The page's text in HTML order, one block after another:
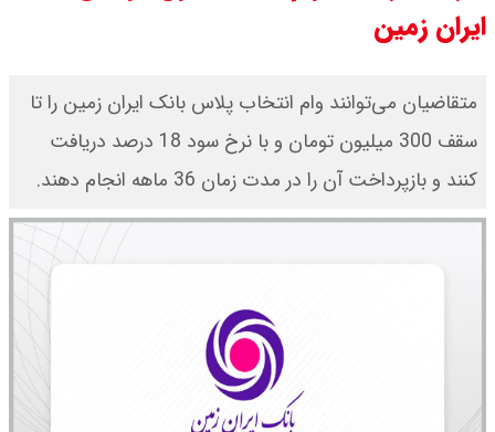
؟
بقایی : عراقچی و قالیباف به پاکستان
می روند
قیمت سکه امامی امروز دوشنبه ۱۹
مرداد ۱۴۰۵ اعلام شد/ افزایش قیمت
سکه
با حکم پزشکیان، محسن رضایی دبیر
ایران زمین
متقاضیان می‌توانند وام انتخاب پلاس بانک ایران زمین را تا
سقف 300 میلیون تومان و با نرخ سود 18 درصد دریافت
کنند و بازپرداخت آن را در مدت زمان 36 ماهه انجام دهند.